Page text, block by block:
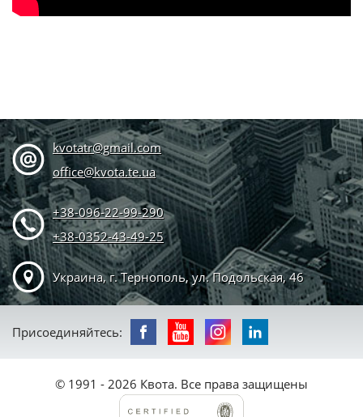
kvotatr@gmail.com
office@kvota.te.ua
+38-096-22-99-290
+38-0352-43-49-25
Украина, г. Тернополь, ул. Подольская, 46
Присоединяйтесь:
© 1991 - 2026 Квота. Все права защищены